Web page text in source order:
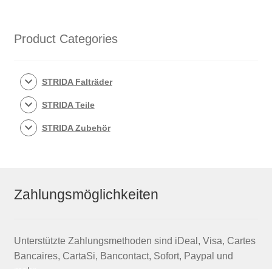
5,
und
Menge
Product Categories
STRIDA Falträder
STRIDA Teile
STRIDA Zubehör
Zahlungsmöglichkeiten
Unterstützte Zahlungsmethoden sind iDeal, Visa, Cartes
Bancaires, CartaSi, Bancontact, Sofort, Paypal und